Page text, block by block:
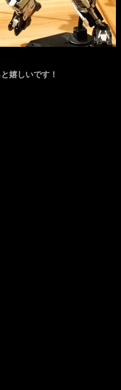
嬉しいです！